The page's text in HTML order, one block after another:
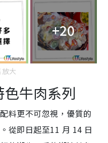
+20
大
色牛肉系列
料更不可忽視， 優質的
從即日起至11 月 14 日